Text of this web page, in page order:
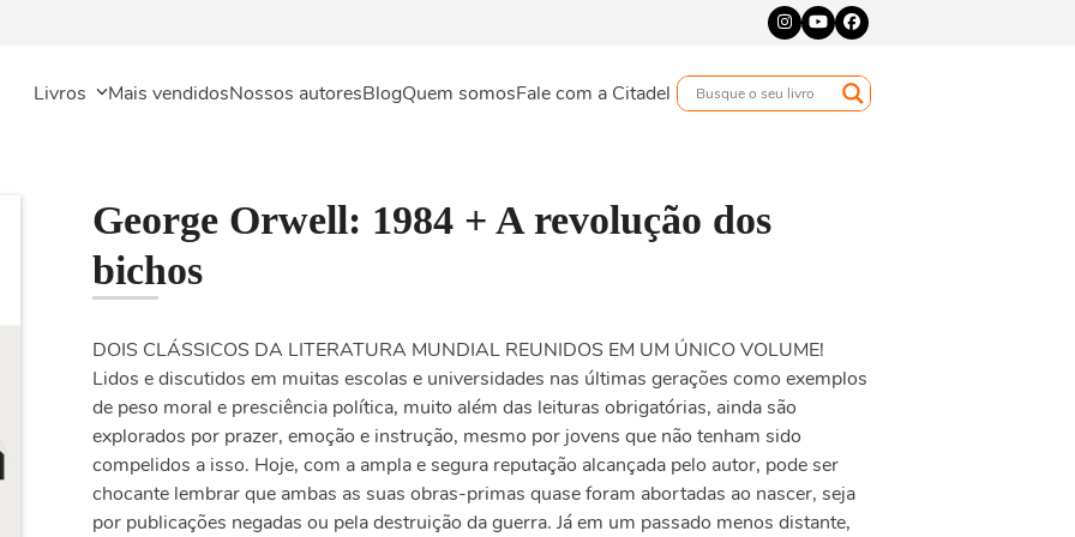
Instagram
YouTubeFacebook
Livros Mais vendidosNossos autoresBlogQuem somosFale com a Citadel
George Orwell: 1984 + A revolução dos
bichos
DOIS CLÁSSICOS DA LITERATURA MUNDIAL REUNIDOS EM UM ÚNICO VOLUME!
Lidos e discutidos em muitas escolas e universidades nas últimas gerações como exemplos
de peso moral e presciência política, muito além das leituras obrigatórias, ainda são
explorados por prazer, emoção e instrução, mesmo por jovens que não tenham sido
compelidos a isso. Hoje, com a ampla e segura reputação alcançada pelo autor, pode ser
chocante lembrar que ambas as suas obras-primas quase foram abortadas ao nascer, seja
por publicações negadas ou pela destruição da guerra. Já em um passado menos distante,